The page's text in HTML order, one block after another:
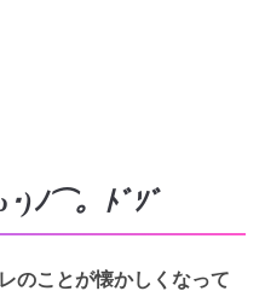
･)ﾉ⌒。ﾄﾞｿﾞ
のことが懐かしくなって